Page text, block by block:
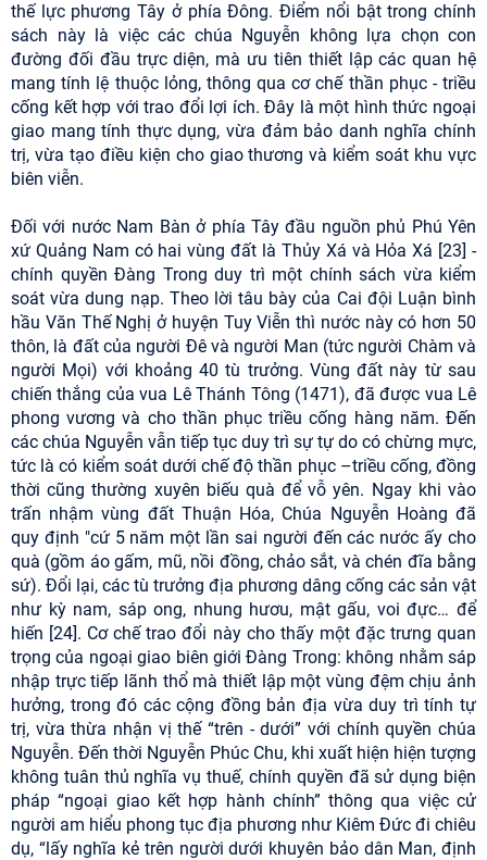
thế lực phương Tây ở phía Đông. Điểm nổi bật trong chính
sách này là việc các chúa Nguyễn không lựa chọn con
đường đối đầu trực diện, mà ưu tiên thiết lập các quan hệ
mang tính lệ thuộc lỏng, thông qua cơ chế thần phục - triều
cống kết hợp với trao đổi lợi ích. Đây là một hình thức ngoại
giao mang tính thực dụng, vừa đảm bảo danh nghĩa chính
trị, vừa tạo điều kiện cho giao thương và kiểm soát khu vực
biên viễn.
Đối với nước Nam Bàn ở phía Tây đầu nguồn phủ Phú Yên
xứ Quảng Nam có hai vùng đất là Thủy Xá và Hỏa Xá [23] -
chính quyền Đàng Trong duy trì một chính sách vừa kiểm
soát vừa dung nạp. Theo lời tâu bày của Cai đội Luận bình
hầu Văn Thế Nghị ở huyện Tuy Viễn thì nước này có hơn 50
thôn, là đất của người Đê và người Man (tức người Chàm và
người Mọi) với khoảng 40 tù trưởng. Vùng đất này từ sau
chiến thắng của vua Lê Thánh Tông (1471), đã được vua Lê
phong vương và cho thần phục triều cống hàng năm. Đến
các chúa Nguyễn vẫn tiếp tục duy trì sự tự do có chừng mực,
tức là có kiểm soát dưới chế độ thần phục –triều cống, đồng
thời cũng thường xuyên biếu quà để vỗ yên. Ngay khi vào
trấn nhậm vùng đất Thuận Hóa, Chúa Nguyễn Hoàng đã
quy định "cứ 5 năm một lần sai người đến các nước ấy cho
quà (gồm áo gấm, mũ, nồi đồng, chảo sắt, và chén đĩa bằng
sứ). Đổi lại, các tù trưởng địa phương dâng cống các sản vật
như kỳ nam, sáp ong, nhung hươu, mật gấu, voi đực… để
hiến [24]. Cơ chế trao đổi này cho thấy một đặc trưng quan
trọng của ngoại giao biên giới Đàng Trong: không nhằm sáp
nhập trực tiếp lãnh thổ mà thiết lập một vùng đệm chịu ảnh
hưởng, trong đó các cộng đồng bản địa vừa duy trì tính tự
trị, vừa thừa nhận vị thế “trên - dưới” với chính quyền chúa
Nguyễn. Đến thời Nguyễn Phúc Chu, khi xuất hiện hiện tượng
không tuân thủ nghĩa vụ thuế, chính quyền đã sử dụng biện
pháp “ngoại giao kết hợp hành chính” thông qua việc cử
người am hiểu phong tục địa phương như Kiêm Đức đi chiêu
dụ, “lấy nghĩa kẻ trên người dưới khuyên bảo dân Man, định